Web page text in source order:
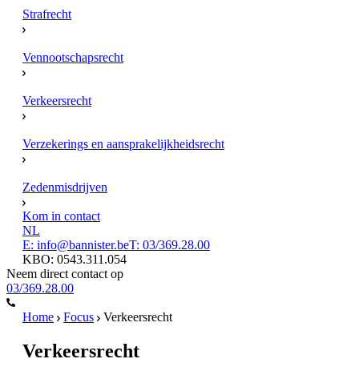
Strafrecht
Vennootschapsrecht
Verkeersrecht
Verzekerings en aansprakelijkheidsrecht
Zedenmisdrijven
Kom in contact
NL
E: info@bannister.beT: 03/369.28.00
KBO: 0543.311.054
Neem direct contact op
03/369.28.00
Home Focus Verkeersrecht
Verkeersrecht